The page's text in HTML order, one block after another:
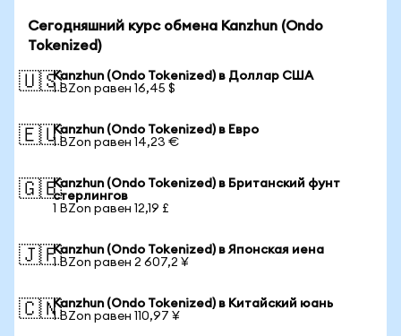
Сегодняшний курс обмена Kanzhun (Ondo
Tokenized)
🇺🇸Kanzhun (Ondo Tokenized) в Доллар США
1 BZon равен 16,45 $
🇪🇺Kanzhun (Ondo Tokenized) в Евро
1 BZon равен 14,23 €
🇬🇧Kanzhun (Ondo Tokenized) в Британский фунт
стерлингов
1 BZon равен 12,19 £
🇯🇵Kanzhun (Ondo Tokenized) в Японская иена
1 BZon равен 2 607,2 ¥
🇨🇳Kanzhun (Ondo Tokenized) в Китайский юань
1 BZon равен 110,97 ¥